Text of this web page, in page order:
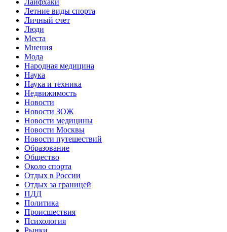
Летние виды спорта
Личный счет
Люди
Места
Мнения
Мода
Народная медицина
Наука
Наука и техника
Недвижимость
Новости
Новости ЗОЖ
Новости медицины
Новости Москвы
Новости путешествий
Образование
Общество
Около спорта
Отдых в России
Отдых за границей
ПДД
Политика
Происшествия
Психология
Рынки